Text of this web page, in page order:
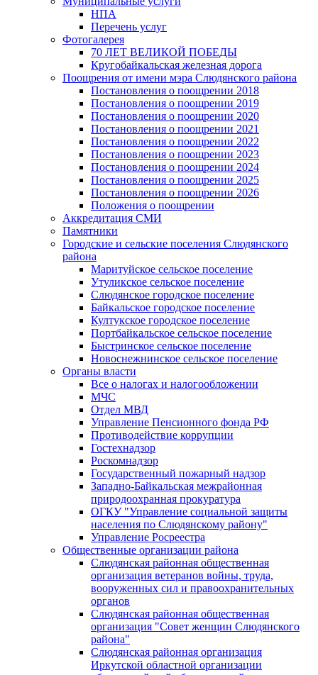
НПА
Перечень услуг
Фотогалерея
70 ЛЕТ ВЕЛИКОЙ ПОБЕДЫ
Кругобайкальская железная дорога
Поощрения от имени мэра Слюдянского района
Постановления о поощрении 2018
Постановления о поощрении 2019
Постановления о поощрении 2020
Постановления о поощрении 2021
Постановления о поощрении 2022
Постановления о поощрении 2023
Постановления о поощрении 2024
Постановления о поощрении 2025
Постановления о поощрении 2026
Положения о поощрении
Аккредитация СМИ
Памятники
Городские и сельские поселения Слюдянского
района
Маритуйское сельское поселение
Утуликское сельское поселение
Слюдянское городское поселение
Байкальское городское поселение
Култукское городское поселение
Портбайкальское сельское поселение
Быстринское сельское поселение
Новоснежнинское сельское поселение
Органы власти
Все о налогах и налогообложении
МЧС
Отдел МВД
Управление Пенсионного фонда РФ
Противодействие коррупции
Гостехнадзор
Роскомнадзор
Государственный пожарный надзор
Западно-Байкальская межрайонная
природоохранная прокуратура
ОГКУ "Управление социальной защиты
населения по Слюдянскому району"
Управление Росреестра
Общественные организации района
Слюдянская районная общественная
организация ветеранов войны, труда,
вооруженных сил и правоохранительных
органов
Слюдянская районная общественная
организация "Совет женщин Слюдянского
района"
Слюдянская районная организация
Иркутской областной организации